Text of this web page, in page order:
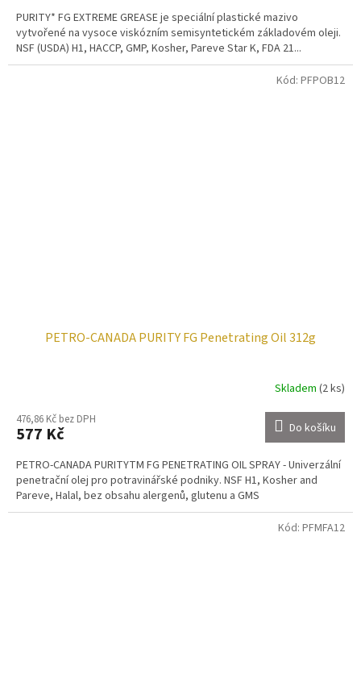
PURITY* FG EXTREME GREASE je speciální plastické mazivo
vytvořené na vysoce viskózním semisyntetickém základovém oleji.
NSF (USDA) H1, HACCP, GMP, Kosher, Pareve Star K, FDA 21...
PETRO-CANADA PURITY FG Penetrating Oil 312g
Skladem (2 ks)
476,86 Kč bez DPH
577 Kč Do košíku
PETRO-CANADA PURITYTM FG PENETRATING OIL SPRAY - Univerzální
penetrační olej pro potravinářské podniky. NSF H1, Kosher and
Pareve, Halal, bez obsahu alergenů, glutenu a GMS
Kód: PFPOB12
Kód: PFMFA12